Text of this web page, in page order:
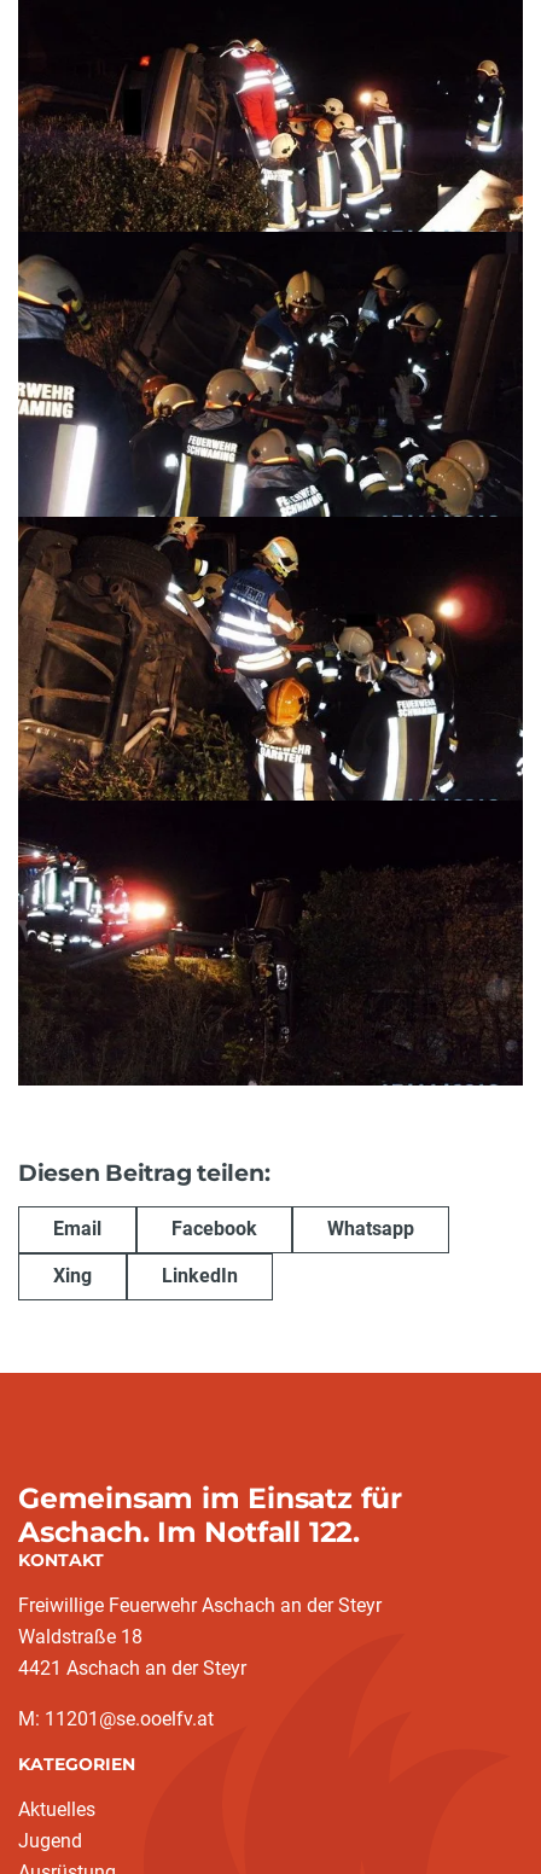
Diesen Beitrag teilen:
Email Facebook Whatsapp
Xing LinkedIn
Gemeinsam im Einsatz für
Aschach. Im Notfall 122.
KONTAKT
Freiwillige Feuerwehr Aschach an der Steyr
Waldstraße 18
4421 Aschach an der Steyr
M: 11201@se.ooelfv.at
KATEGORIEN
Aktuelles
Jugend